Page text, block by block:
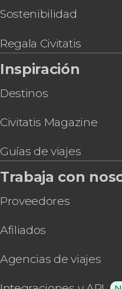
Sostenibilidad
Regala Civitatis
Inspiración
Destinos
Civitatis Magazine
Guías de viajes
Trabaja con
Proveedores
Afiliados
Agencias de viajes